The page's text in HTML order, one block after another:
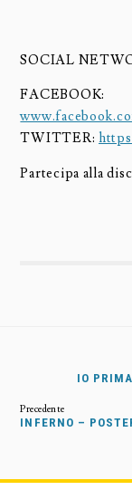
SOCIAL
FACEBOOK:
TWITTER:
Partecipa alla
IO
INFERNO –